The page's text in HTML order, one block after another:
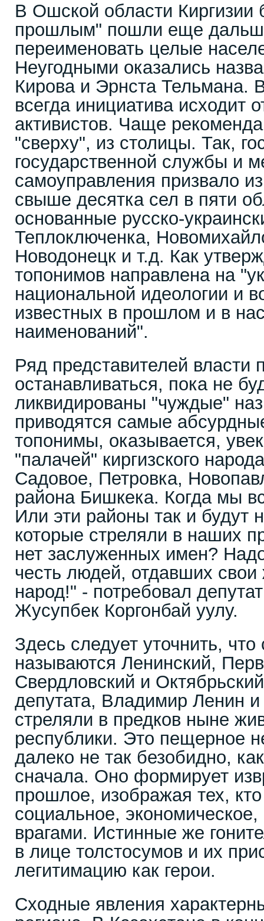
В Ошской области
прошлым" пошли еще
переименовать целые
Неугодными оказались
Кирова и Эрнста Тельмана.
всегда инициатива исходит
активистов. Чаще
"сверху", из столицы. Так,
государственной службы и
самоуправления призвало
свыше десятка сел в пяти
основанные русско-
Теплоключенка,
Новодонецк и т.д. Как
топонимов направлена на
национальной идеологии и
известных в прошлом и в
наименований".
Ряд представителей власти
останавливаться, пока не
ликвидированы "чуждые"
приводятся самые
топонимы, оказывается,
"палачей" киргизского
Садовое, Петровка,
района Бишкека. Когда мы
Или эти районы так и будут
которые стреляли в наших
нет заслуженных имен?
честь людей, отдавших свои
народ!" - потребовал
Жусупбек Коргонбай уулу.
Здесь следует уточнить,
называются Ленинский,
Свердловский и
депутата, Владимир Ленин
стреляли в предков ныне
республики. Это пещерное
далеко не так безобидно,
сначала. Оно формирует
прошлое, изображая тех,
социальное, экономическое,
врагами. Истинные же
в лице толстосумов и их
легитимацию как герои.
Сходные явления